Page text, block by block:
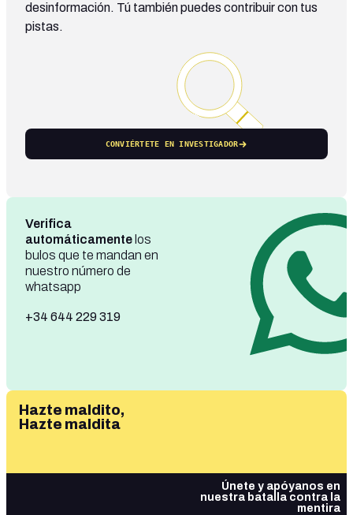
desinformación. Tú también puedes contribuir con tus
pistas.
CONVIÉRTETE EN INVESTIGADOR
Verifica
automáticamente los
bulos que te mandan en
nuestro número de
whatsapp
+34 644 229 319
Hazte maldito,
Hazte maldita
Únete y apóyanos en
nuestra batalla contra la
mentira